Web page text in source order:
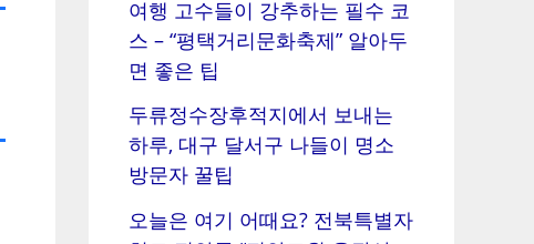
여행 고수들이 강추하는 필수 코
스 – “평택거리문화축제” 알아두
면 좋은 팁
두류정수장후적지에서 보내는
하루, 대구 달서구 나들이 명소
방문자 꿀팁
오늘은 여기 어때요? 전북특별자